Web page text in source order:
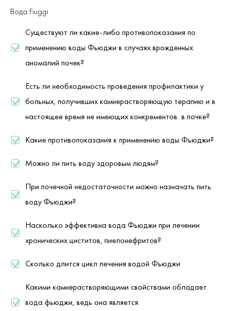
Вода Fiuggi
Существуют ли какие-либо противопоказания по
применению воды Фьюджи в случаях врожденных
аномалий почек?
Есть ли необходимость проведения профилактики у
больных, получивших камнерастворяющую терапию и в
настоящее время не имеющих конкрементов в почке?
Какие противопоказания к применению воды Фьюджи?
Можно ли пить воду здоровым людям?
При почечной недостаточности можно назначать пить
воду Фьюджи?
Насколько эффективна вода Фьюджи при лечении
хронических циститов, пиелонефритов?
Сколько длится цикл лечения водой Фьюджи
Какими камнерастворяющими свойствами обладает
вода фьюджи, ведь она является